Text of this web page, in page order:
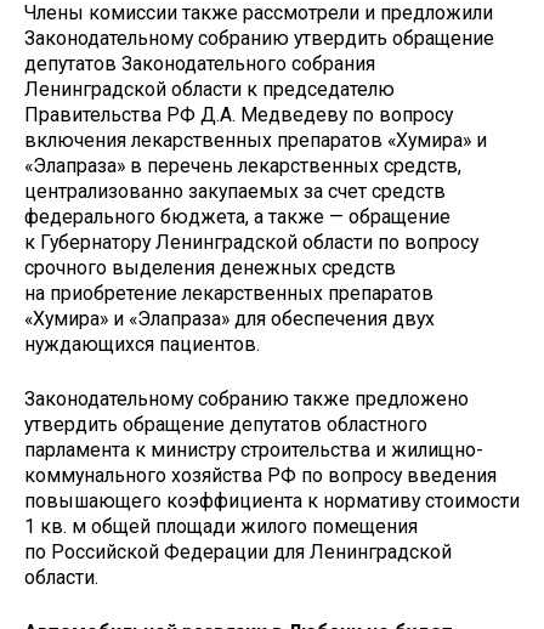
Члены комиссии также рассмотрели и предложили
Законодательному собранию утвердить обращение
депутатов Законодательного собрания
Ленинградской области к председателю
Правительства РФ Д.А. Медведеву по вопросу
включения лекарственных препаратов «Хумира» и
«Элапраза» в перечень лекарственных средств,
централизованно закупаемых за счет средств
федерального бюджета, а также — обращение
к Губернатору Ленинградской области по вопросу
срочного выделения денежных средств
на приобретение лекарственных препаратов
«Хумира» и «Элапраза» для обеспечения двух
нуждающихся пациентов.
Законодательному собранию также предложено
утвердить обращение депутатов областного
парламента к министру строительства и жилищно-
коммунального хозяйства РФ по вопросу введения
повышающего коэффициента к нормативу стоимости
1 кв. м общей площади жилого помещения
по Российской Федерации для Ленинградской
области.